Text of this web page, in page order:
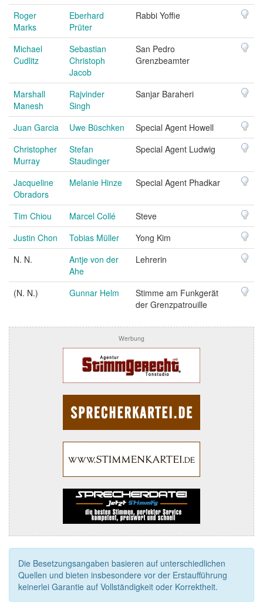
Roger
Marks
Eberhard
Prüter
Rabbi Yoffie
Michael
Cudlitz
Sebastian
Christoph
Jacob
San Pedro
Grenzbeamter
Marshall
Manesh
Rajvinder
Singh
Sanjar Baraheri
Juan Garcia Uwe Büschken
Special Agent Howell
Christopher
Murray
Stefan
Staudinger
Special Agent Ludwig
Jacqueline
Obradors
Melanie Hinze Special Agent Phadkar
Tim Chiou Marcel Collé
Steve
Justin Chon
Tobias Müller
Yong Kim
N. N.
Antje von der
Ahe
Lehrerin
(N. N.) Gunnar Helm
Stimme am Funkgerät
der Grenzpatrouille
Werbung
Die Besetzungsangaben basieren auf unterschiedlichen
Quellen und bieten insbesondere vor der Erstaufführung
keinerlei Garantie auf Vollständigkeit oder Korrektheit.